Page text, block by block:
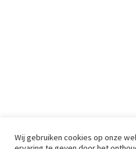
Wij gebruiken cookies op onze